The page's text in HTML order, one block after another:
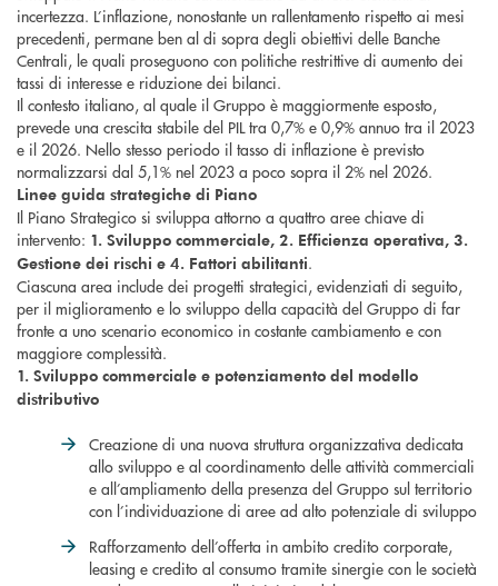
incertezza. L’inflazione, nonostante un rallentamento rispetto ai mesi
precedenti, permane ben al di sopra degli obiettivi delle Banche
Centrali, le quali proseguono con politiche restrittive di aumento dei
tassi di interesse e riduzione dei bilanci.
Il contesto italiano, al quale il Gruppo è maggiormente esposto,
prevede una crescita stabile del PIL tra 0,7% e 0,9% annuo tra il 2023
e il 2026. Nello stesso periodo il tasso di inflazione è previsto
normalizzarsi dal 5,1% nel 2023 a poco sopra il 2% nel 2026.
Linee guida strategiche di Piano
Il Piano Strategico si sviluppa attorno a quattro aree chiave di
intervento: 1. Sviluppo commerciale, 2. Efficienza operativa, 3.
Gestione dei rischi e 4. Fattori abilitanti.
Ciascuna area include dei progetti strategici, evidenziati di seguito,
per il miglioramento e lo sviluppo della capacità del Gruppo di far
fronte a uno scenario economico in costante cambiamento e con
maggiore complessità.
1. Sviluppo commerciale e potenziamento del modello
distributivo
Creazione di una nuova struttura organizzativa dedicata
allo sviluppo e al coordinamento delle attività commerciali
e all’ampliamento della presenza del Gruppo sul territorio
con l’individuazione di aree ad alto potenziale di sviluppo
Rafforzamento dell’offerta in ambito credito corporate,
leasing e credito al consumo tramite sinergie con le società